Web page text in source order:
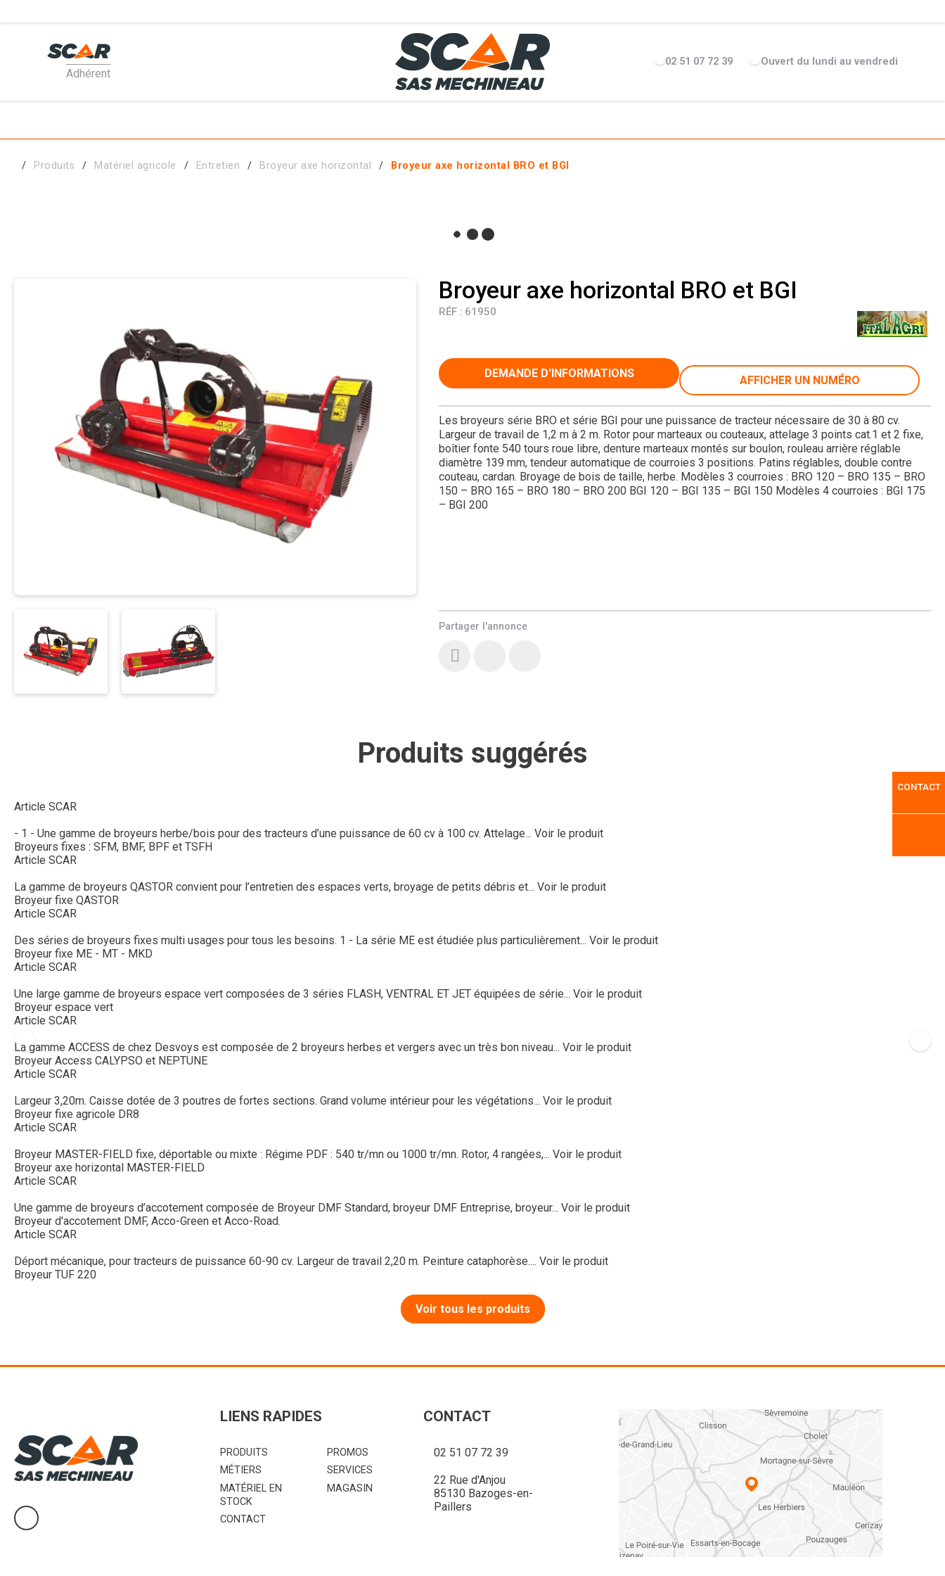
Adhérent
02 51 07 72 39 Ouvert du lundi au vendredi
Produits Matériel agricole Entretien Broyeur axe horizontal Broyeur axe horizontal BRO et BGI
Broyeur axe horizontal BRO et BGI
RÉF : 61950
Partager l'annonce
Les broyeurs série BRO et série BGI pour une puissance de tracteur nécessaire de 30 à 80 cv.
Largeur de travail de 1,2 m à 2 m. Rotor pour marteaux ou couteaux, attelage 3 points cat.1 et 2 fixe,
boîtier fonte 540 tours roue libre, denture marteaux montés sur boulon, rouleau arrière réglable
diamètre 139 mm, tendeur automatique de courroies 3 positions. Patins réglables, double contre
couteau, cardan. Broyage de bois de taille, herbe. Modèles 3 courroies : BRO 120 – BRO 135 – BRO
150 – BRO 165 – BRO 180 – BRO 200 BGI 120 – BGI 135 – BGI 150 Modèles 4 courroies : BGI 175
– BGI 200
DEMANDE D'INFORMATIONS
AFFICHER UN NUMÉRO
Produits suggérés
Article SCAR
- 1 - Une gamme de broyeurs herbe/bois pour des tracteurs d’une puissance de 60 cv à 100 cv. Attelage... Voir le produit
Broyeurs fixes : SFM, BMF, BPF et TSFH
Article SCAR
La gamme de broyeurs QASTOR convient pour l’entretien des espaces verts, broyage de petits débris et... Voir le produit
Broyeur fixe QASTOR
Article SCAR
Des séries de broyeurs fixes multi usages pour tous les besoins. 1 - La série ME est étudiée plus particulièrement... Voir le produit
Broyeur fixe ME - MT - MKD
Article SCAR
Une large gamme de broyeurs espace vert composées de 3 séries FLASH, VENTRAL ET JET équipées de série... Voir le produit
Broyeur espace vert
Article SCAR
La gamme ACCESS de chez Desvoys est composée de 2 broyeurs herbes et vergers avec un très bon niveau... Voir le produit
Broyeur Access CALYPSO et NEPTUNE
Article SCAR
Largeur 3,20m. Caisse dotée de 3 poutres de fortes sections. Grand volume intérieur pour les végétations... Voir le produit
Broyeur fixe agricole DR8
Article SCAR
Broyeur MASTER-FIELD fixe, déportable ou mixte : Régime PDF : 540 tr/mn ou 1000 tr/mn. Rotor, 4 rangées,... Voir le produit
Broyeur axe horizontal MASTER-FIELD
Article SCAR
Une gamme de broyeurs d’accotement composée de Broyeur DMF Standard, broyeur DMF Entreprise, broyeur... Voir le produit
Broyeur d'accotement DMF, Acco-Green et Acco-Road.
Article SCAR
Déport mécanique, pour tracteurs de puissance 60-90 cv. Largeur de travail 2,20 m. Peinture cataphorèse.... Voir le produit
Broyeur TUF 220
Voir tous les produits
CONTACT
LIENS RAPIDES
PRODUITS
PROMOS
MÉTIERS
SERVICES
MATÉRIEL EN
STOCK
MAGASIN
CONTACT
CONTACT
02 51 07 72 39
22 Rue d'Anjou
85130 Bazoges-en-
Paillers